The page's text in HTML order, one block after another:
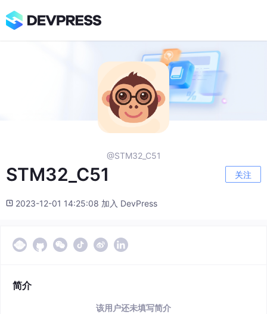
@STM32_C51
STM32_C51 关注
2023-12-01 14:25:08 加入 DevPress
简介
该用户还未填写简介